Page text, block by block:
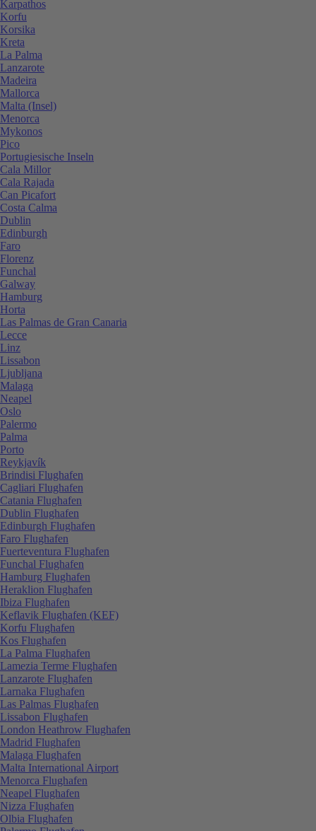
Karpathos
Korfu
Korsika
Kreta
La Palma
Lanzarote
Madeira
Mallorca
Malta (Insel)
Menorca
Mykonos
Pico
Portugiesische Inseln
Cala Millor
Cala Rajada
Can Picafort
Costa Calma
Dublin
Edinburgh
Faro
Florenz
Funchal
Galway
Hamburg
Horta
Las Palmas de Gran Canaria
Lecce
Linz
Lissabon
Ljubljana
Malaga
Neapel
Oslo
Palermo
Palma
Porto
Reykjavík
Brindisi Flughafen
Cagliari Flughafen
Catania Flughafen
Dublin Flughafen
Edinburgh Flughafen
Faro Flughafen
Fuerteventura Flughafen
Funchal Flughafen
Hamburg Flughafen
Heraklion Flughafen
Ibiza Flughafen
Keflavik Flughafen (KEF)
Korfu Flughafen
Kos Flughafen
La Palma Flughafen
Lamezia Terme Flughafen
Lanzarote Flughafen
Larnaka Flughafen
Las Palmas Flughafen
Lissabon Flughafen
London Heathrow Flughafen
Madrid Flughafen
Malaga Flughafen
Malta International Airport
Menorca Flughafen
Neapel Flughafen
Nizza Flughafen
Olbia Flughafen